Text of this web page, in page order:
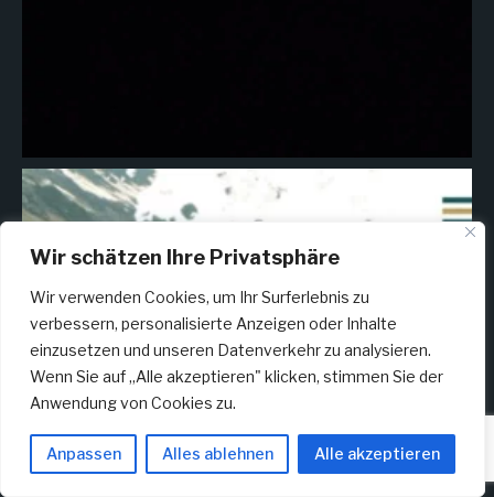
Wir schätzen Ihre Privatsphäre
Wir verwenden Cookies, um Ihr Surferlebnis zu
verbessern, personalisierte Anzeigen oder Inhalte
einzusetzen und unseren Datenverkehr zu analysieren.
Wenn Sie auf „Alle akzeptieren" klicken, stimmen Sie der
Anwendung von Cookies zu.
Anpassen Alles ablehnen Alle akzeptieren